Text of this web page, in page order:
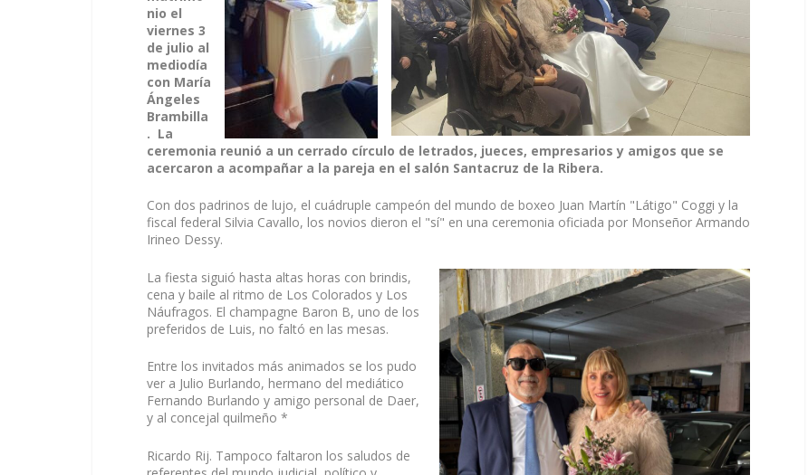
nio el
viernes 3
de julio al
mediodía
con María
Ángeles
Brambilla
. La
ceremonia reunió a un cerrado círculo de letrados, jueces, empresarios y amigos que se
acercaron a acompañar a la pareja en el salón Santacruz de la Ribera.
Con dos padrinos de lujo, el cuádruple campeón del mundo de boxeo Juan Martín "Látigo" Coggi y la
fiscal federal Silvia Cavallo, los novios dieron el "sí" en una ceremonia oficiada por Monseñor Armando
Irineo Dessy.
La fiesta siguió hasta altas horas con brindis,
cena y baile al ritmo de Los Colorados y Los
Náufragos. El champagne Baron B, uno de los
preferidos de Luis, no faltó en las mesas.
Entre los invitados más animados se los pudo
ver a Julio Burlando, hermano del mediático
Fernando Burlando y amigo personal de Daer,
y al concejal quilmeño *
Ricardo Rij. Tampoco faltaron los saludos de